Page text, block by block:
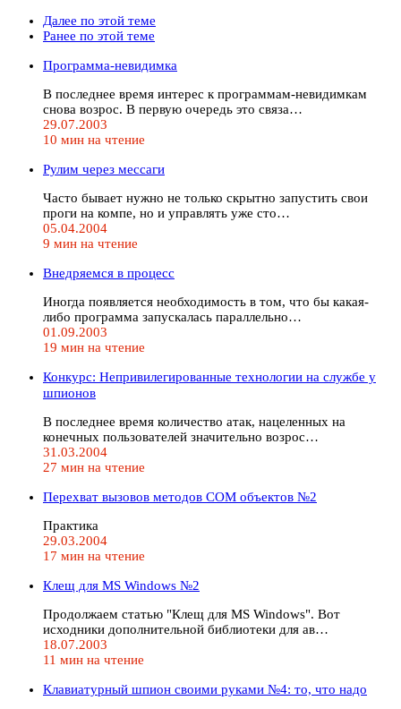
Далее по этой теме
Ранее по этой теме
Программа-невидимка
В последнее время интерес к программам-невидимкам
снова возрос. В первую очередь это связа…
29.07.2003
10 мин на чтение
Рулим через мессаги
Часто бывает нужно не только скрытно запустить свои
проги на компе, но и управлять уже сто…
05.04.2004
9 мин на чтение
Внедряемся в процесс
Иногда появляется необходимость в том, что бы какая-
либо программа запускалась параллельно…
01.09.2003
19 мин на чтение
Конкурс: Непривилегированные технологии на службе у
шпионов
В последнее время количество атак, нацеленных на
конечных пользователей значительно возрос…
31.03.2004
27 мин на чтение
Перехват вызовов методов СОМ объектов №2
Практика
29.03.2004
17 мин на чтение
Клещ для MS Windows №2
Продолжаем статью "Клещ для MS Windows". Вот
исходники дополнительной библиотеки для ав…
18.07.2003
11 мин на чтение
Клавиатурный шпион своими руками №4: то, что надо